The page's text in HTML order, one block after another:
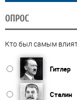
ОПРОС
Кто был самым
Гитлер
Сталин